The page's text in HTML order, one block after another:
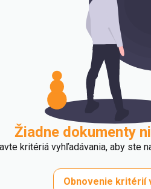
Žiadne dokumenty
kritériá vyhľadávania, aby ste
Obnovenie kritérií